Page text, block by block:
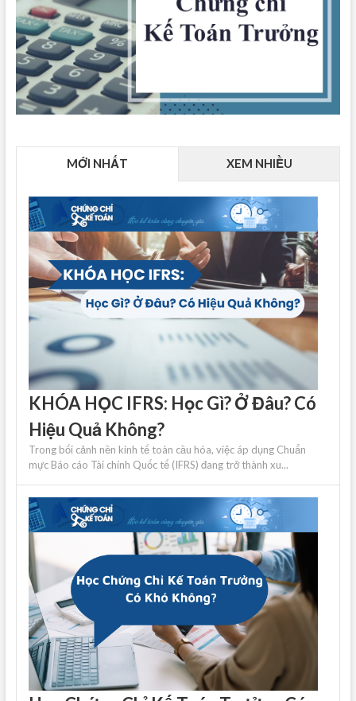
MỚI NHẤT XEM NHIỀU
KHÓA HỌC IFRS: Học Gì? Ở Đâu? Có
Hiệu Quả Không?
Trong bối cảnh nền kinh tế toàn cầu hóa, việc áp dụng Chuẩn
mực Báo cáo Tài chính Quốc tế (IFRS) đang trở thành xu...